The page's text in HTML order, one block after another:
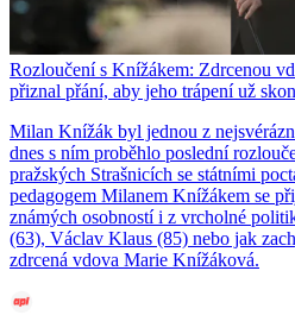
Rozloučení s Knížákem: Zdrcenou
přiznal přání, aby jeho trápení už
Milan Knížák byl jednou z
dnes s ním proběhlo poslední
pražských Strašnicích se státními
pedagogem Milanem Knížákem se
známých osobností i z vrcholné
(63), Václav Klaus (85) nebo jak
zdrcená vdova Marie Knížáková.